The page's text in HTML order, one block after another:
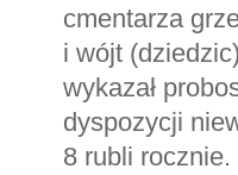
cmentarza
i wójt
wykazał
dyspozycji
8 rubli